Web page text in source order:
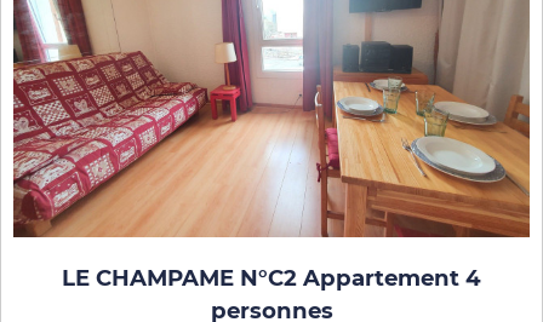
LE CHAMPAME N°C2 Appartement 4
personnes